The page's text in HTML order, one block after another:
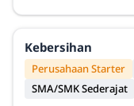
Kebersihan
Perusahaan Starter
SMA/SMK Sederajat